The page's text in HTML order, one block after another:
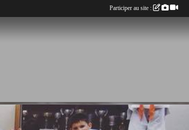
Participer au site :